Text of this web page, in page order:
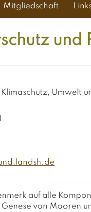
Mitgliedschaft
und
Umwelt
nd ndsh d
auf alle
von Mooren